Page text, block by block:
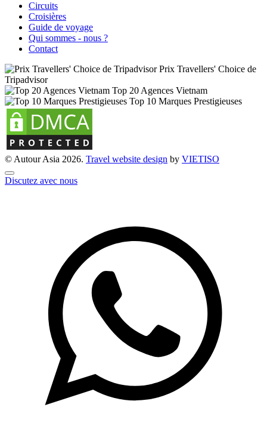
Circuits
Croisières
Guide de voyage
Qui sommes - nous ?
Contact
Prix Travellers' Choice de
Tripadvisor
Top 20 Agences Vietnam
Top 10 Marques Prestigieuses
© Autour Asia 2026. Travel website design by VIETISO
Discutez avec nous